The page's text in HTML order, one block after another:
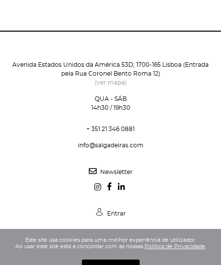
Avenida Estados Unidos da América 53D, 1700-165 Lisboa (Entrada
pela Rua Coronel Bento Roma 12)
(ver mapa)
QUA - SÁB
14h30 / 19h30
+ 351 21 346 0881
info@salgadeiras.com
Newsletter
Entrar
Este site usa cookies para uma melhor experiência de utilizador.
Ao usar este site está a concordar com as nossas Politica de Privacidade